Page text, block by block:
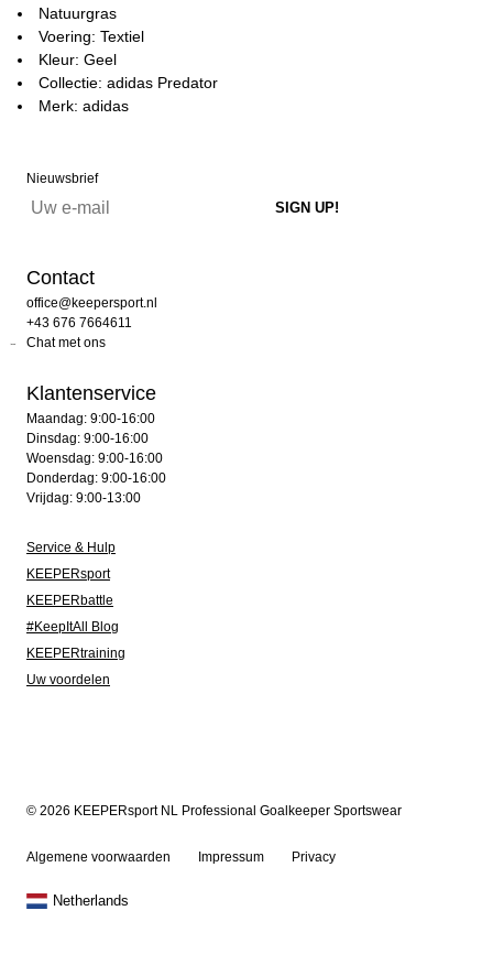
Natuurgras
Voering: Textiel
Kleur: Geel
Collectie: adidas Predator
Merk: adidas
Nieuwsbrief
Contact
office@keepersport.nl
+43 676 7664611
Chat met ons
Klantenservice
Maandag: 9:00-16:00
Dinsdag: 9:00-16:00
Woensdag: 9:00-16:00
Donderdag: 9:00-16:00
Vrijdag: 9:00-13:00
Service & Hulp
KEEPERsport
KEEPERbattle
#KeepItAll Blog
KEEPERtraining
Uw voordelen
© 2026 KEEPERsport NL Professional Goalkeeper Sportswear
Algemene voorwaarden Impressum Privacy
Netherlands